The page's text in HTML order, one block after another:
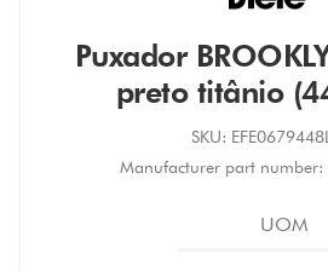
Puxador
preto titânio
SKU:
Manufacturer part number:
UOM